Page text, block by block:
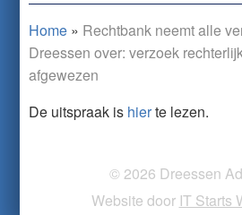
Home » Rechtbank neemt alle
Dreessen over: verzoek
afgewezen
De uitspraak is hierte lezen.
© 2026 Dreessen
Website door IT Starts